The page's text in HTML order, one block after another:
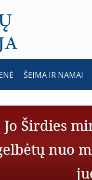
ŠEIMA IR NAMAI